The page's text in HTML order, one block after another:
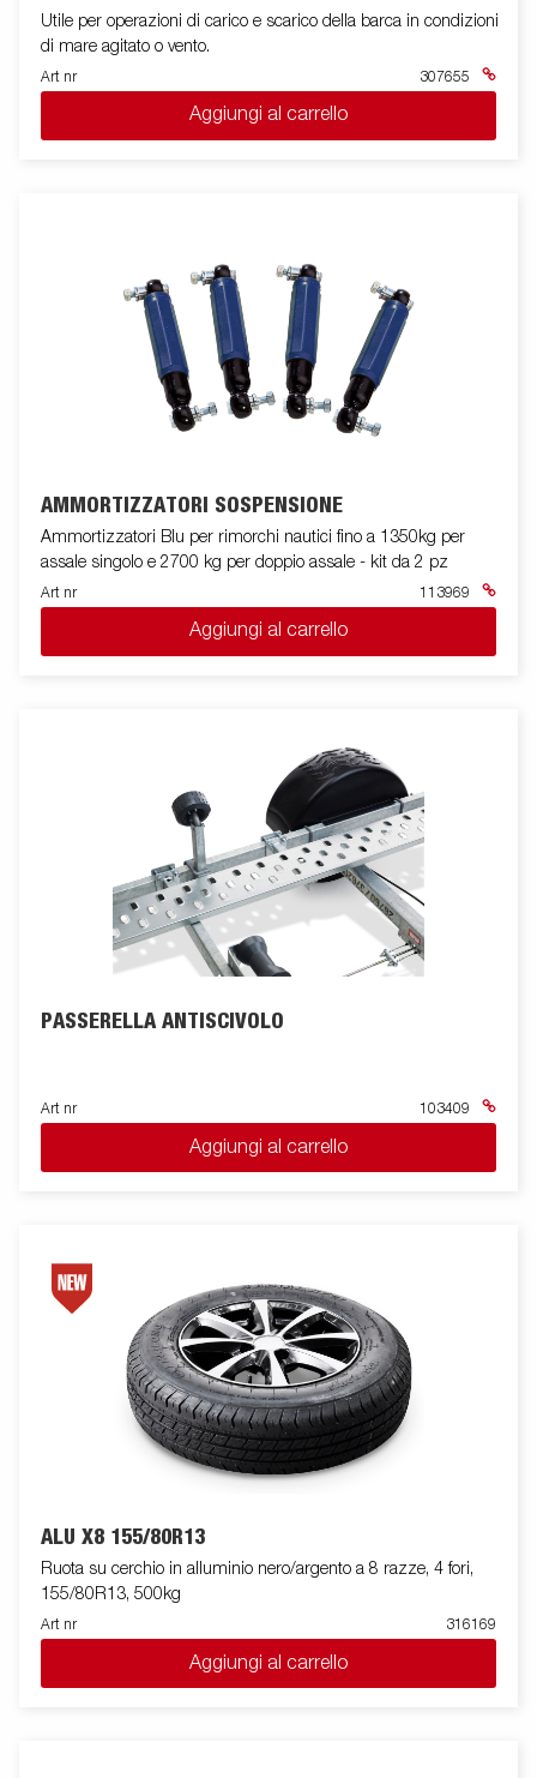
Utile per operazioni di carico e scarico della barca in condizioni
di mare agitato o vento.
Art nr 307655
Aggiungi al carrello
AMMORTIZZATORI SOSPENSIONE
Ammortizzatori Blu per rimorchi nautici fino a 1350kg per
assale singolo e 2700 kg per doppio assale - kit da 2 pz
Art nr 113969
Aggiungi al carrello
PASSERELLA ANTISCIVOLO
Art nr 103409
Aggiungi al carrello
ALU X8 155/80R13
Ruota su cerchio in alluminio nero/argento a 8 razze, 4 fori,
155/80R13, 500kg
Art nr 316169
Aggiungi al carrello